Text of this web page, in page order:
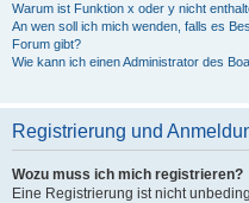
Warum ist Funktion x oder y nicht
An wen soll ich mich wenden, falls es
Forum gibt?
Wie kann ich einen Administrator des
Registrierung und
Wozu muss ich mich registrieren?
Eine Registrierung ist nicht